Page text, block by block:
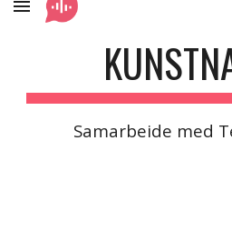
Samarbeide med